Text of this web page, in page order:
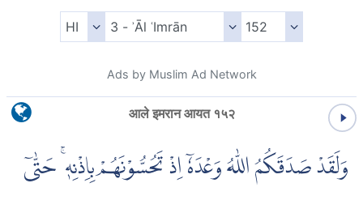
Ads by Muslim Ad Network
आले इमरान आयत १५२
وَلَقَدْ صَدَقَكُمُ اللّٰهُ وَعْدَهٗٓ اِذْ تَحُسُّوْنَهُمْ بِاِذْنِهٖ ۚ حَتّٰىٓ